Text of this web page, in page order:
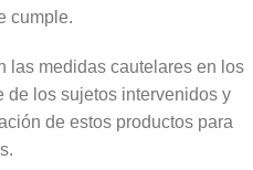
cumple.
las medidas cautelares en los
de los sujetos intervenidos y
de estos productos para